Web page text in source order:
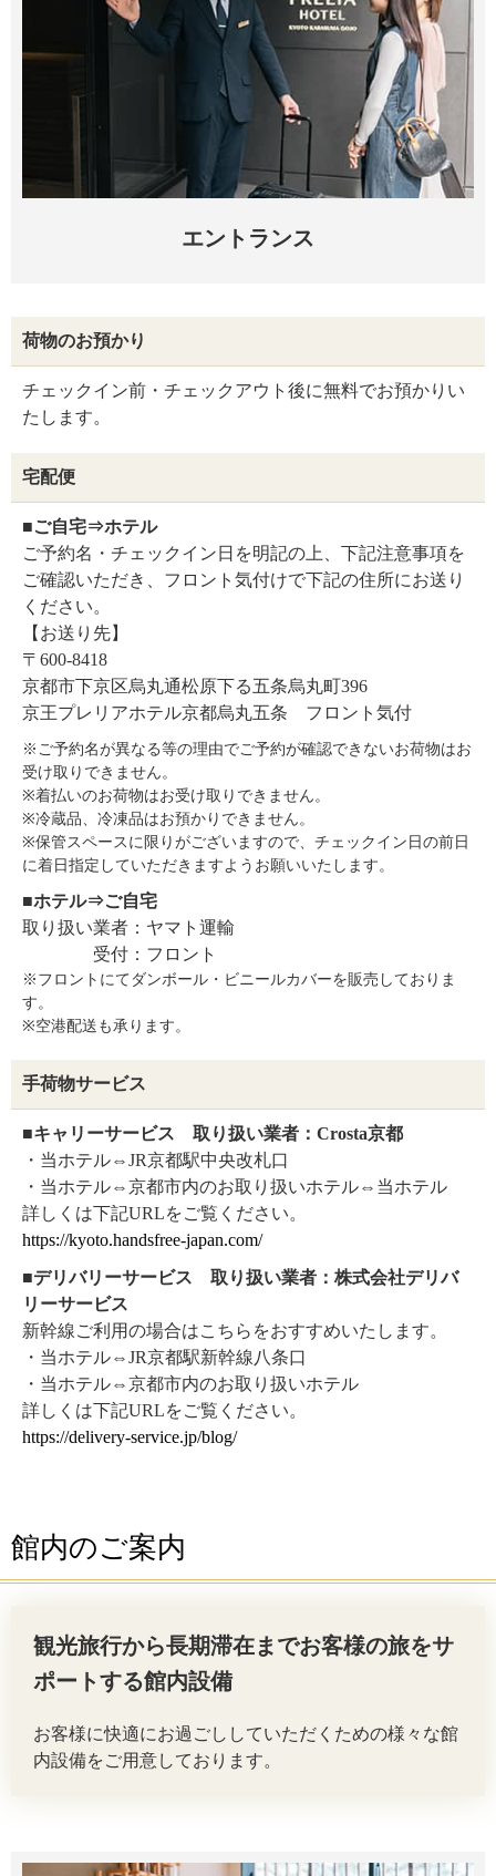
エントランス
荷物のお預かり
チェックイン前・チェックアウト後に無料でお預かりい
たします。
宅配便
■ご自宅⇒ホテル
ご予約名・チェックイン日を明記の上、下記注意事項を
ご確認いただき、フロント気付けで下記の住所にお送り
ください。
【お送り先】
〒600-8418
京都市下京区烏丸通松原下る五条烏丸町396
京王プレリアホテル京都烏丸五条 フロント気付
※ご予約名が異なる等の理由でご予約が確認できないお荷物はお
受け取りできません。
※着払いのお荷物はお受け取りできません。
※冷蔵品、冷凍品はお預かりできません。
※保管スペースに限りがございますので、チェックイン日の前日
に着日指定していただきますようお願いいたします。
■ホテル⇒ご自宅
取り扱い業者：ヤマト運輸
受付：フロント
※フロントにてダンボール・ビニールカバーを販売しておりま
す。
※空港配送も承ります。
手荷物サービス
■キャリーサービス 取り扱い業者：Crosta京都
・当ホテル⇔JR京都駅中央改札口
・当ホテル⇔京都市内のお取り扱いホテル⇔当ホテル
詳しくは下記URLをご覧ください。
https://kyoto.handsfree-japan.com/
■デリバリーサービス 取り扱い業者：株式会社デリバ
リーサービス
新幹線ご利用の場合はこちらをおすすめいたします。
・当ホテル⇔JR京都駅新幹線八条口
・当ホテル⇔京都市内のお取り扱いホテル
詳しくは下記URLをご覧ください。
https://delivery-service.jp/blog/
館内のご案内
観光旅行から長期滞在までお客様の旅をサ
ポートする館内設備
お客様に快適にお過ごししていただくための様々な館
内設備をご用意しております。